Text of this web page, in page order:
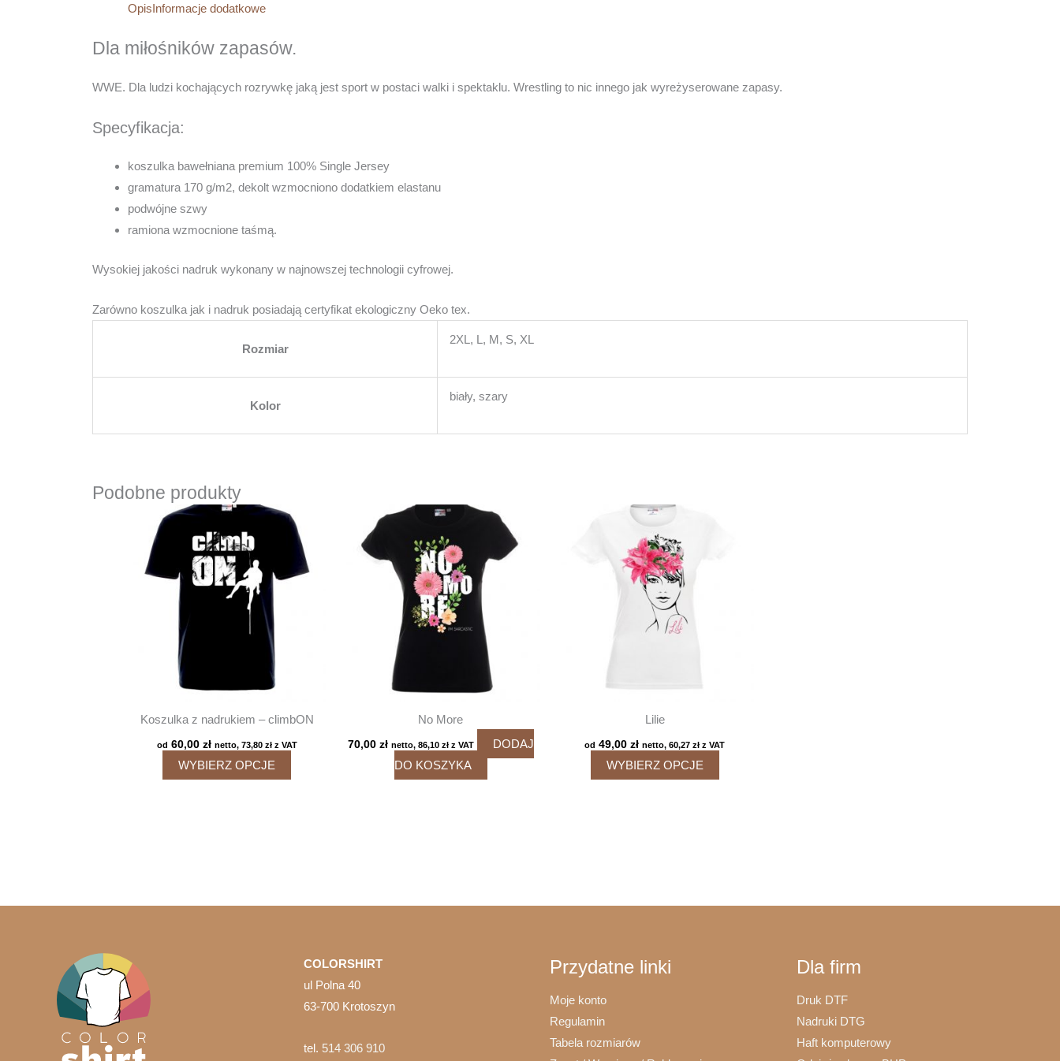
OpisInformacje dodatkowe
Dla miłośników zapasów.
WWE. Dla ludzi kochających rozrywkę jaką jest sport w postaci walki i spektaklu. Wrestling to nic innego jak wyreżyserowane zapasy.
Specyfikacja:
koszulka bawełniana premium 100% Single Jersey
gramatura 170 g/m2, dekolt wzmocniono dodatkiem elastanu
podwójne szwy
ramiona wzmocnione taśmą.
Wysokiej jakości nadruk wykonany w najnowszej technologii cyfrowej.
Zarówno koszulka jak i nadruk posiadają certyfikat ekologiczny Oeko tex.
Rozmiar
2XL, L, M, S, XL
Kolor
biały, szary
Podobne produkty
Koszulka z nadrukiem – climbON
od 60,00 zł netto, 73,80 złz VAT
WYBIERZ OPCJE
No More
70,00 zł netto, 86,10 złz VAT
DODAJ
DO KOSZYKA
Lilie
od 49,00zł netto,60,27zł z VAT
WYBIERZ OPCJE
COLORSHIRT
ul Polna 40
63-700 Krotoszyn
tel. 514 306 910
Przydatne linki
Moje konto
Regulamin
Tabela rozmiarów
Dla firm
Druk DTF
Nadruki DTG
Haft komputerowy